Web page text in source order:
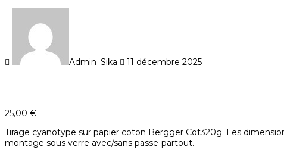
Admin_Sika 11 décembre 2025
25,00 €
Tirage cyanotype sur papier coton Bergger Cot320g. Les
montage sous verre avec/sans passe-partout.